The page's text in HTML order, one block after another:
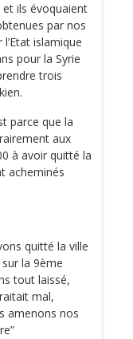
ils évoquaient
par nos
islamique
pour la Syrie
trois
parce que la
aux
à avoir quitté la
acheminés
quitté la ville
la 9ème
tout laissé,
mal,
amenons nos